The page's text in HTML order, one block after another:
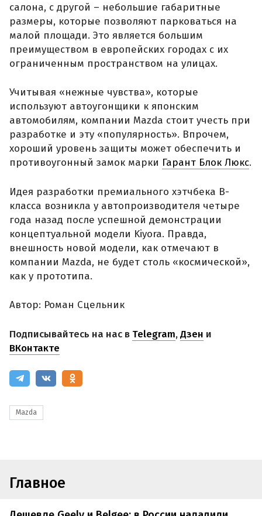
салона, с другой – небольшие габаритные
размеры, которые позволяют парковаться на
малой площади. Это является большим
преимуществом в европейских городах с их
ограниченным пространством на улицах.
Учитывая «нежные чувства», которые
используют автоугонщики к японским
автомобилям, компании Mazda стоит учесть при
разработке и эту «популярность». Впрочем,
хороший уровень защиты может обеспечить и
противоугонный замок марки Гарант Блок Люкс.
Идея разработки премиального хэтчбека В-
класса возникла у автопроизводителя четыре
года назад после успешной демонстрации
концептуальной модели Kiyora. Правда,
внешность новой модели, как отмечают в
компании Mazda, не будет столь «космической»,
как у прототипа.
Автор: Роман Сцельник
Подписывайтесь на нас в Telegram,Дзен и
ВКонтакте
Mazda
Главное